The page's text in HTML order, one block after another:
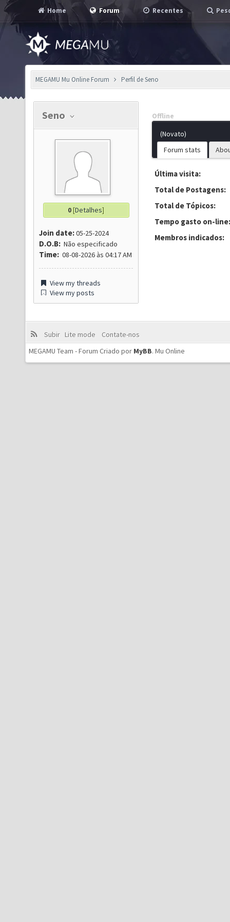
Home Forum Recentes
MEGAMU Mu Online Forum Perfil de Seno
Seno
0[Detalhes]
Join date:05-25-2024
D.O.B: Não especificado
Time: 08-08-2026 às 04:17 AM
View my threads
View my posts
Offline
(Novato)
Forum stats
Última visita:
Total de Postagens:
Total de Tópicos:
Tempo gasto on-line:
Membros indicados:
Subir Lite mode
Contate-nos
MEGAMU Team - Forum Criado por MyBB. Mu Online